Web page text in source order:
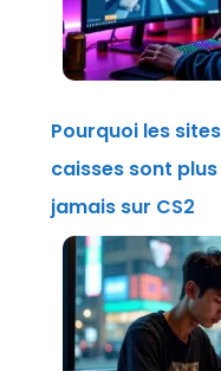
Pourquoi les
caisses sont
jamais sur CS2